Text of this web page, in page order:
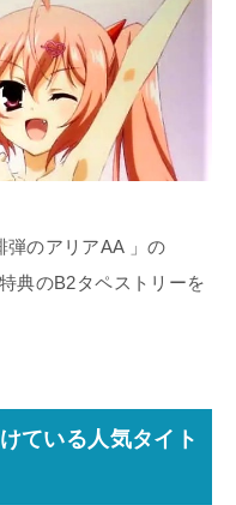
弾のアリアAA 」の
典のB2タペストリーを
ている人気タイト